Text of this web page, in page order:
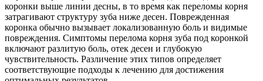
коронки выше линии десны, в то время как переломы корня
затрагивают структуру зуба ниже десен. Поврежденная
коронка обычно вызывает локализованную боль и видимые
повреждения. Симптомы перелома корня зуба под коронкой
включают разлитую боль, отек десен и глубокую
чувствительность. Различение этих типов определяет
соответствующие подходы к лечению для достижения